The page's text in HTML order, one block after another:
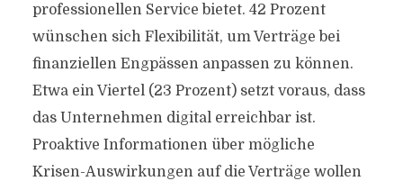
professionellen Service bietet. 42 Prozent
wünschen sich Flexibilität, um Verträge bei
finanziellen Engpässen anpassen zu können.
Etwa ein Viertel (23 Prozent) setzt voraus, dass
das Unternehmen digital erreichbar ist.
Proaktive Informationen über mögliche
Krisen-Auswirkungen auf die Verträge wollen